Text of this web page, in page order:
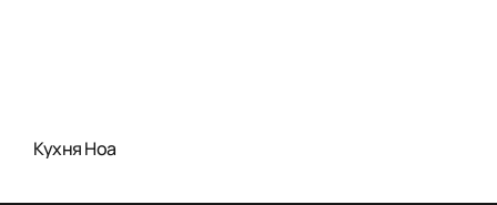
Кухня Ноа